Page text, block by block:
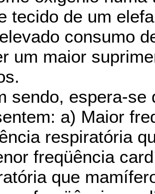
tecido de um
consumo
um maior
sendo, espera-se
a) Maior
respiratória
freqüência
que